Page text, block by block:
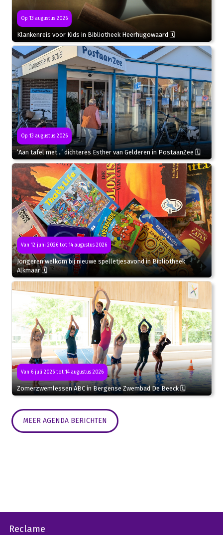
Op 13 augustus 2026
Klankenreis voor Kids in Bibliotheek Heerhugowaard 🗓
Op 13 augustus 2026
‘Aan tafel met…’ dichteres Esther van Gelderen in PostaanZee 🗓
Van 12 juni 2026 tot 14 augustus 2026
Jongeren welkom bij nieuwe spelletjesavond in Bibliotheek
Alkmaar 🗓
Van 6 juli 2026 tot 14 augustus 2026
Zomerzwemlessen ABC in Bergense Zwembad De Beeck 🗓
MEER AGENDA BERICHTEN
Reclame